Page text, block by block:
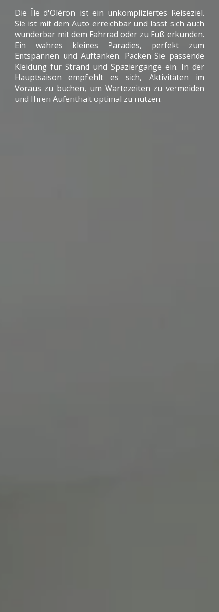
Die Île d'Oléron ist ein unkompliziertes Reiseziel.
Sie ist mit dem Auto erreichbar und lässt sich auch
wunderbar mit dem Fahrrad oder zu Fuß erkunden.
Ein wahres kleines Paradies, perfekt zum
Entspannen und Auftanken. Packen Sie passende
Kleidung für Strand und Spaziergänge ein. In der
Hauptsaison empfiehlt es sich, Aktivitäten im
Voraus zu buchen, um Wartezeiten zu vermeiden
und Ihren Aufenthalt optimal zu nutzen.